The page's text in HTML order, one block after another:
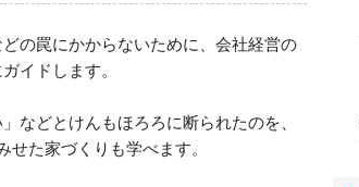
の罠にかからないために、会社経営の
イドします。
などとけんもほろろに断られたのを、
た家づくりも学べます。